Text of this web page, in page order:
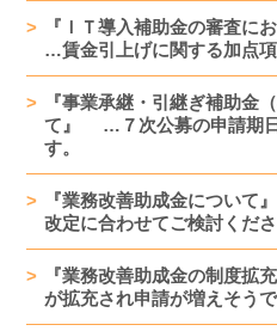
『ＩＴ導入補助金の審査
…賃金引上げに関する加点項
『事業承継・引継ぎ補助金
て』 …７次公募の申請期
す。
『業務改善助成金につい
改定に合わせてご検討くださ
『業務改善助成金の制度
が拡充され申請が増えそうで